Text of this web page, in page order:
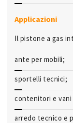
Applicazioni
Il pistone a gas
ante per mobili;
sportelli tecnici;
contenitori e
arredo tecnico e